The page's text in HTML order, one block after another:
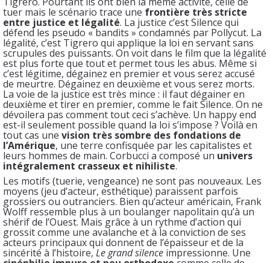
tuer mais le scénario trace une frontière très stricte
entre justice et légalité. La justice c’est Silence qui
défend les pseudo « bandits » condamnés par Pollycut. La
légalité, c’est Tigrero qui applique la loi en servant sans
scrupules des puissants. On voit dans le film que la légalité
est plus forte que tout et permet tous les abus. Même si
c’est légitime, dégainez en premier et vous serez accusé
de meurtre. Dégainez en deuxième et vous serez morts.
La voie de la justice est très mince : il faut dégainer en
deuxième et tirer en premier, comme le fait Silence. On ne
dévoilera pas comment tout ceci s’achève. Un happy end
est-il seulement possible quand la loi s’impose ? Voilà en
tout cas une vision très sombre des fondations de
l’Amérique, une terre confisquée par les capitalistes et
leurs hommes de main. Corbucci a composé un univers
intégralement crasseux et nihiliste.
Les motifs (tuerie, vengeance) ne sont pas nouveaux. Les
moyens (jeu d’acteur, esthétique) paraissent parfois
grossiers ou outranciers. Bien qu’acteur américain, Frank
Wolff ressemble plus à un boulanger napolitain qu’à un
shérif de l’Ouest. Mais grâce à un rythme d’action qui
grossit comme une avalanche et à la conviction de ses
acteurs principaux qui donnent de l’épaisseur et de la
sincérité à l’histoire,Le grand silence impressionne. Une